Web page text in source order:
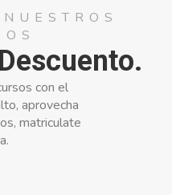
con el
aprovecha
matriculate